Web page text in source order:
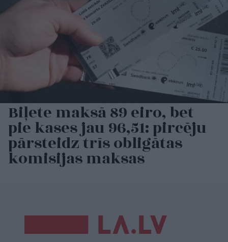
Biļete maksā 89 eiro, bet
pie kases jau 96,51: pircēju
pārsteidz trīs obligātas
komisijas maksas